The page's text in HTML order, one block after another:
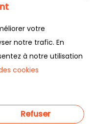
votre
notre trafic. En
à notre utilisation
cookies
Refuser